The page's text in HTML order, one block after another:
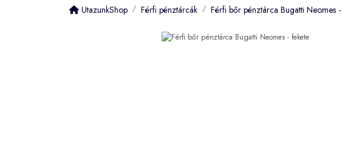
UtazunkShop Férfi pénztárcák Férfi bőr pénztárca Bugatti Neomes